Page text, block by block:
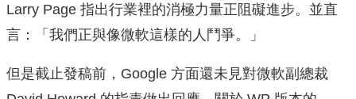
Larry Page 指出行業裡的消極力量正阻礙進步。並直
言：「我們正與像微軟這樣的人鬥爭。」
但是截止發稿前，Google 方面還未見對微軟副總裁